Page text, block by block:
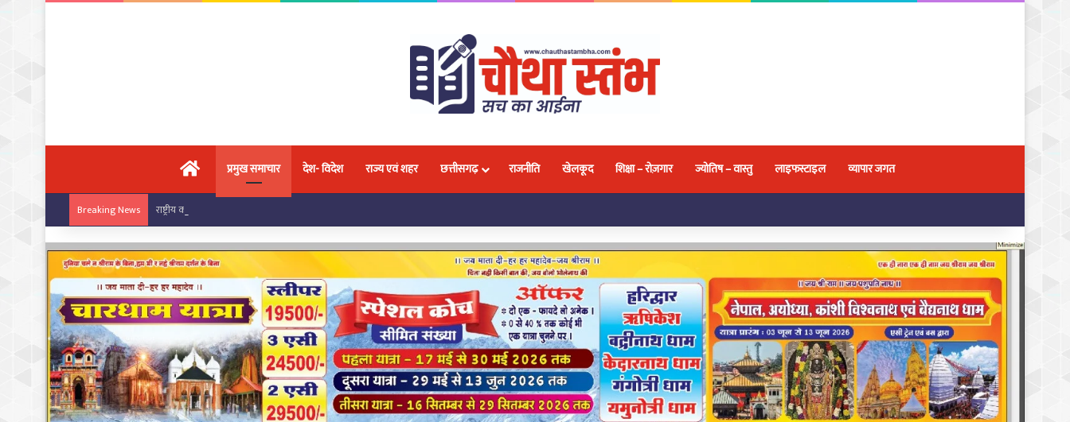
मुख्य पृष्ठप्रमुख समाचार देश- विदेश राज्य एवं शहर छत्तीसगढ़ राजनीति खेलकूद शिक्षा – रोज़गार ज्योतिष – वास्तु लाइफस्टाइल व्यापार जगत
Breaking News राष्ट्रीय कराटे चैंपियनशिप में चांपा के खिलाड़ियों का जलवा, 18 प्रतिभाओं ने जीतकर बढ़ाया नगर और प्रदेश का मान